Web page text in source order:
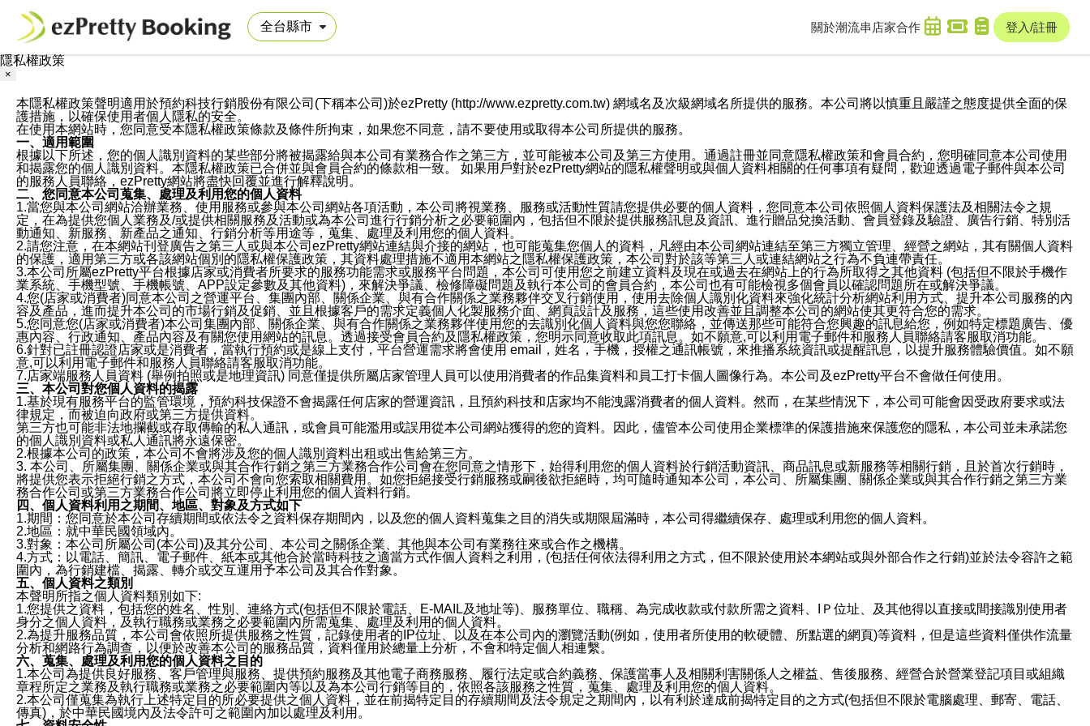
關於潮流串 店家合作 登入/註冊
隱私權政策
×
本隱私權政策聲明適用於預約科技行銷股份有限公司(下稱本公司)於ezPretty (http://www.ezpretty.com.tw) 網域名及次級網域名所提供的服務。本公司將以慎重且嚴謹之態度提供全面的保
護措施，以確保使用者個人隱私的安全。
在使用本網站時，您同意受本隱私權政策條款及條件所拘束，如果您不同意，請不要使用或取得本公司所提供的服務。
一、適用範圍
根據以下所述，您的個人識別資料的某些部分將被揭露給與本公司有業務合作之第三方，並可能被本公司及第三方使用。通過註冊並同意隱私權政策和會員合約，您明確同意本公司使用
和揭露您的個人識別資料。本隱私權政策已合併並與會員合約的條款相一致。 如果用戶對於ezPretty網站的隱私權聲明或與個人資料相關的任何事項有疑問，歡迎透過電子郵件與本公司
的服務人員聯絡，ezPretty網站將盡快回覆並進行解釋說明。
二、您同意本公司蒐集、處理及利用您的個人資料
1.當您與本公司網站洽辦業務、使用服務或參與本公司網站各項活動，本公司將視業務、服務或活動性質請您提供必要的個人資料，您同意本公司依照個人資料保護法及相關法令之規
定，在為提供您個人業務及/或提供相關服務及活動或為本公司進行行銷分析之必要範圍內，包括但不限於提供服務訊息及資訊、進行贈品兌換活動、會員登錄及驗證、廣告行銷、特別活
動通知、新服務、新產品之通知、行銷分析等用途等，蒐集、處理及利用您的個人資料。
2.請您注意，在本網站刊登廣告之第三人或與本公司ezPretty網站連結與介接的網站，也可能蒐集您個人的資料，凡經由本公司網站連結至第三方獨立管理、經營之網站，其有關個人資料
的保護，適用第三方或各該網站個別的隱私權保護政策，其資料處理措施不適用本網站之隱私權保護政策，本公司對於該等第三人或連結網站之行為不負連帶責任。
3.本公司所屬ezPretty平台根據店家或消費者所要求的服務功能需求或服務平台問題，本公司可使用您之前建立資料及現在或過去在網站上的行為所取得之其他資料 (包括但不限於手機作
業系統、手機型號、手機帳號、APP設定參數及其他資料)，來解決爭議、檢修障礙問題及執行本公司的會員合約，本公司也有可能檢視多個會員以確認問題所在或解決爭議。
4.您(店家或消費者)同意本公司之營運平台、集團內部、關係企業、與有合作關係之業務夥伴交叉行銷使用，使用去除個人識別化資料來強化統計分析網站利用方式、提升本公司服務的內
容及產品，進而提升本公司的市場行銷及促銷、並且根據客戶的需求定義個人化製服務介面、網頁設計及服務，這些使用改善並且調整本公司的網站使其更符合您的需求。
5.您同意您(店家或消費者)本公司集團內部、關係企業、與有合作關係之業務夥伴使用您的去識別化個人資料與您您聯絡，並傳送那些可能符合您興趣的訊息給您，例如特定標題廣告、優
惠內容、行政通知、產品內容及有關您使用網站的訊息。透過接受會員合約及隱私權政策，您明示同意收取此項訊息。如不願意,可以利用電子郵件和服務人員聯絡請客服取消功能。
6.針對已註冊認證店家或是消費者，當執行預約或是線上支付，平台營運需求將會使用 email，姓名，手機，授權之通訊帳號，來推播系統資訊或提醒訊息，以提升服務體驗價值。如不願
意,可以利用電子郵件和服務人員聯絡請客服取消功能。
7.店家端服務人員資料 (舉例拍照或是地理資訊) 同意僅提供所屬店家管理人員可以使用消費者的作品集資料和員工打卡個人圖像行為。本公司及ezPretty平台不會做任何使用。
三、本公司對您個人資料的揭露
1.基於現有服務平台的監管環境，預約科技保證不會揭露任何店家的營運資訊，且預約科技和店家均不能洩露消費者的個人資料。然而，在某些情況下，本公司可能會因受政府要求或法
律規定，而被迫向政府或第三方提供資料。
第三方也可能非法地攔截或存取傳輸的私人通訊，或會員可能濫用或誤用從本公司網站獲得的您的資料。因此，儘管本公司使用企業標準的保護措施來保護您的隱私，本公司並未承諾您
的個人識別資料或私人通訊將永遠保密。
2.根據本公司的政策，本公司不會將涉及您的個人識別資料出租或出售給第三方。
3. 本公司、所屬集團、關係企業或與其合作行銷之第三方業務合作公司會在您同意之情形下，始得利用您的個人資料於行銷活動資訊、商品訊息或新服務等相關行銷，且於首次行銷時，
將提供您表示拒絕行銷之方式，本公司不會向您索取相關費用。如您拒絕接受行銷服務或嗣後欲拒絕時，均可隨時通知本公司，本公司、所屬集團、關係企業或與其合作行銷之第三方業
務合作公司或第三方業務合作公司將立即停止利用您的個人資料行銷。
四、個人資料利用之期間、地區、對象及方式如下
1.期間：您同意於本公司存續期間或依法令之資料保存期間內，以及您的個人資料蒐集之目的消失或期限屆滿時，本公司得繼續保存、處理或利用您的個人資料。
2.地區：就中華民國領域內。
3.對象：本公司所屬公司(本公司)及其分公司、本公司之關係企業、其他與本公司有業務往來或合作之機構。
4.方式：以電話、簡訊、電子郵件、紙本或其他合於當時科技之適當方式作個人資料之利用，(包括任何依法得利用之方式，但不限於使用於本網站或與外部合作之行銷)並於法令容許之範
圍內，為行銷建檔、揭露、轉介或交互運用予本公司及其合作對象。
五、個人資料之類別
本聲明所指之個人資料類別如下:
1.您提供之資料，包括您的姓名、性別、連絡方式(包括但不限於電話、E-MAIL及地址等)、服務單位、職稱、為完成收款或付款所需之資料、IＰ位址、及其他得以直接或間接識別使用者
身分之個人資料，及執行職務或業務之必要範圍內所需蒐集、處理及利用的個人資料。
2.為提升服務品質，本公司會依照所提供服務之性質，記錄使用者的IP位址、以及在本公司內的瀏覽活動(例如，使用者所使用的軟硬體、所點選的網頁)等資料，但是這些資料僅供作流量
分析和網路行為調查，以便於改善本公司的服務品質，資料僅用於總量上分析，不會和特定個人相連繫。
六、蒐集、處理及利用您的個人資料之目的
1.本公司為提供良好服務、客戶管理與服務、提供預約服務及其他電子商務服務、履行法定或合約義務、保護當事人及相關利害關係人之權益、售後服務、經營合於營業登記項目或組織
章程所定之業務及執行職務或業務之必要範圍內等以及為本公司行銷等目的，依照各該服務之性質，蒐集、處理及利用您的個人資料。
2.本公司僅蒐集為執行上述特定目的所必要提供之個人資料，並在前揭特定目的存續期間及法令規定之期間內，以有利於達成前揭特定目的之方式(包括但不限於電腦處理、郵寄、電話、
傳真)，於中華民國境內及法令許可之範圍內加以處理及利用。